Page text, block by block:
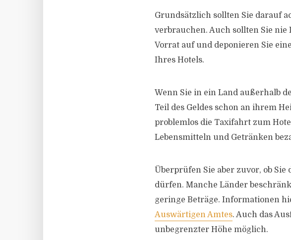
Grundsätzlich sollten Sie darauf
verbrauchen. Auch sollten Sie
Vorrat auf und deponieren Sie
Ihres Hotels.
Wenn Sie in ein Land außerhalb
Teil des Geldes schon an ihrem
problemlos die Taxifahrt zum
Lebensmitteln und Getränken
Überprüfen Sie aber zuvor, ob
dürfen. Manche Länder
geringe Beträge. Informationen
Auswärtigen Amtes. Auch das
unbegrenzter Höhe möglich.